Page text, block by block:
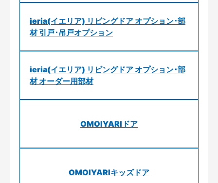
ieria(イエリア) リビングドア オプション･部
材 引戸･吊戸オプション
ieria(イエリア) リビングドア オプション･部
材 オーダー用部材
OMOIYARIドア
OMOIYARIキッズドア